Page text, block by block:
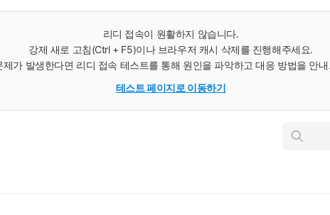
리디 접속이 원활하지 않습니다.
강제 새로 고침(Ctrl + F5)이나 브라우저 캐시 삭제를 진행해주세요.
제가 발생한다면 리디 접속 테스트를 통해 원인을 파악하고 대응 방법을 안
테스트 페이지로 이동하기
인